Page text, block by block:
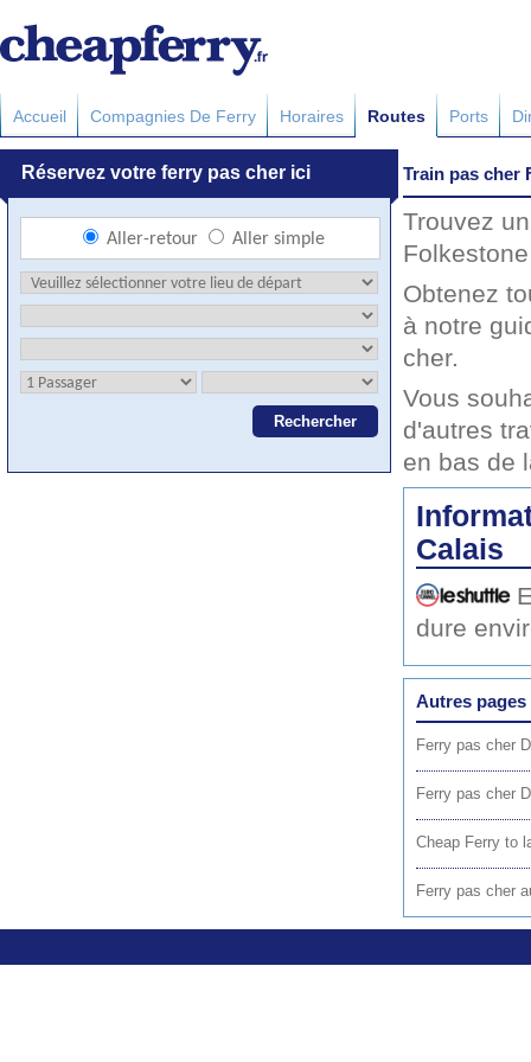
Accueil Compagnies De Ferry Horaires Routes Ports
Train pas cher
Trouvez
Obtenez
à notre
cher.
Vous
d'autres
en bas de
Calais
dure
Autres pages
Ferry pas cher
Ferry pas cher
Cheap Ferry to
Ferry pas cher